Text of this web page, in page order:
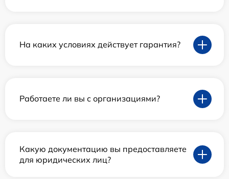
На каких условиях действует гарантия?
Работаете ли вы с организациями?
Какую документацию вы предоставляете
для юридических лиц?